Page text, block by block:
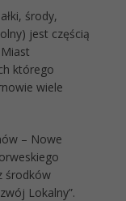
środy,
jest częścią
którego
wiele
– Nowe
środków
Lokalny”.